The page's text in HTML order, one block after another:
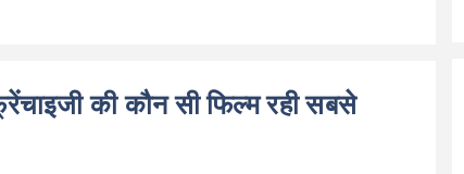
की कौन सी फिल्म रही सबसे